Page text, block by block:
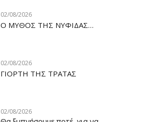
02/08/2026
Ο ΜΥΘΟΣ ΤΗΣ ΝΥΦΙΔΑΣ…
02/08/2026
ΓΙΟΡΤΗ ΤΗΣ ΤΡΑΤΑΣ
02/08/2026